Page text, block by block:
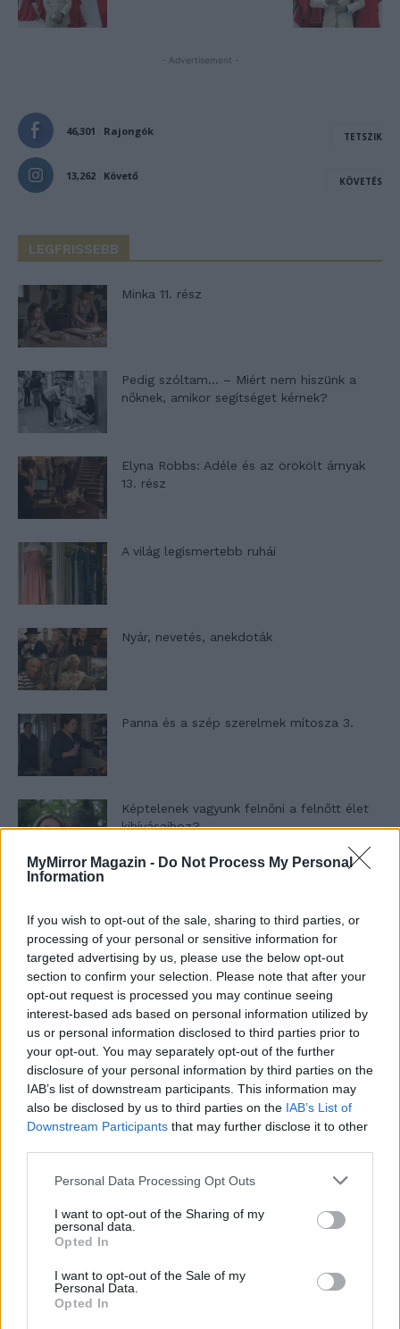
MyMirror Magazin - Do Not Process My Personal
Information
If you wish to opt-out of the sale, sharing to third parties, or
processing of your personal or sensitive information for
targeted advertising by us, please use the below opt-out
section to confirm your selection. Please note that after your
opt-out request is processed you may continue seeing
interest-based ads based on personal information utilized by
us or personal information disclosed to third parties prior to
your opt-out. You may separately opt-out of the further
disclosure of your personal information by third parties on the
IAB’s list of downstream participants. This information may
also be disclosed by us to third parties on the IAB’s List of
Downstream Participants that may further disclose it to other
Personal Data Processing Opt Outs
I want to opt-out of the Sharing of my
personal data.
Opted In
I want to opt-out of the Sale of my
Personal Data.
Opted In
- Advertisement -
46,301 Rajongók TETSZIK
13,262 Követő KÖVETÉS
LEGFRISSEBB
Minka 11. rész
Pedig szóltam… – Miért nem hiszünk a
nőknek, amikor segítséget kérnek?
Elyna Robbs: Adéle és az örökölt árnyak
13. rész
A világ legismertebb ruhái
Nyár, nevetés, anekdoták
Panna és a szép szerelmek mítosza 3.
Képtelenek vagyunk felnőni a felnőtt élet
kihívásaihoz?
A kislány, akit nem védett meg senki –
Lyhanna története
T. Barnett: Gyilkosság a Garda-tónál 12.
rész
T. szereti a fiatal lányokat 13. rész